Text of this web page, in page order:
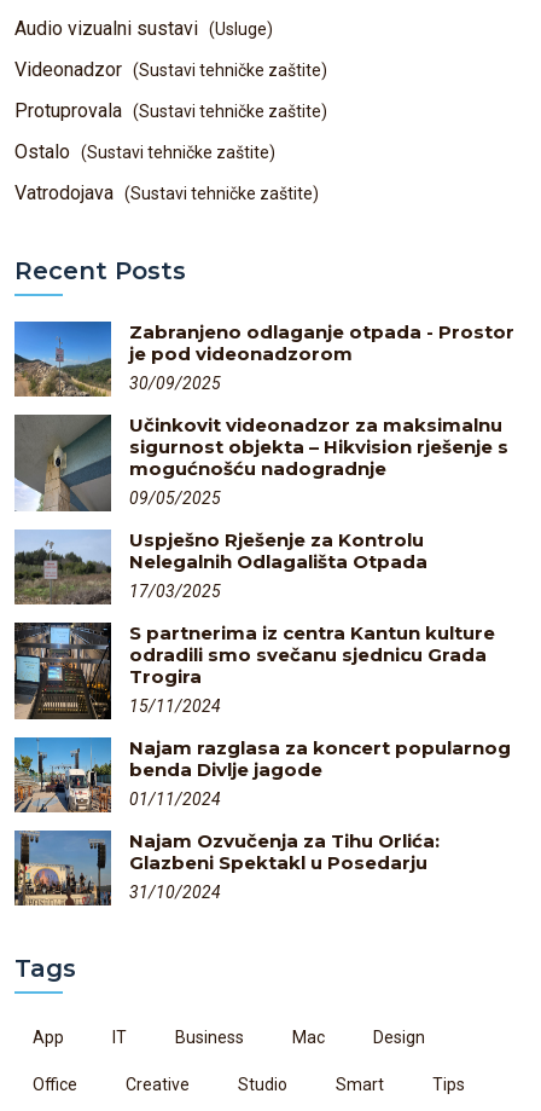
Audio vizualni sustavi (Usluge)
Videonadzor (Sustavi tehničke zaštite)
Protuprovala (Sustavi tehničke zaštite)
Ostalo (Sustavi tehničke zaštite)
Vatrodojava (Sustavi tehničke zaštite)
Recent Posts
Zabranjeno odlaganje otpada - Prostor
je pod videonadzorom
30/09/2025
Učinkovit videonadzor za maksimalnu
sigurnost objekta – Hikvision rješenje s
mogućnošću nadogradnje
09/05/2025
Uspješno Rješenje za Kontrolu
Nelegalnih Odlagališta Otpada
17/03/2025
S partnerima iz centra Kantun kulture
odradili smo svečanu sjednicu Grada
Trogira
15/11/2024
Najam razglasa za koncert popularnog
benda Divlje jagode
01/11/2024
Najam Ozvučenja za Tihu Orlića:
Glazbeni Spektakl u Posedarju
31/10/2024
Tags
App IT Business Mac Design
Office Creative Studio Smart Tips